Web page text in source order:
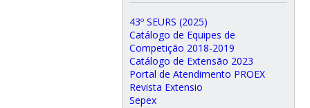
43º SEURS (2025)
Catálogo de Equipes de
Competição 2018-2019
Catálogo de Extensão 2023
Portal de Atendimento PROEX
Revista Extensio
Sepex